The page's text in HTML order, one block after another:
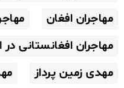
مهاجران افغان
مهاجران افغانستانی در
مهدی زمین پرداز